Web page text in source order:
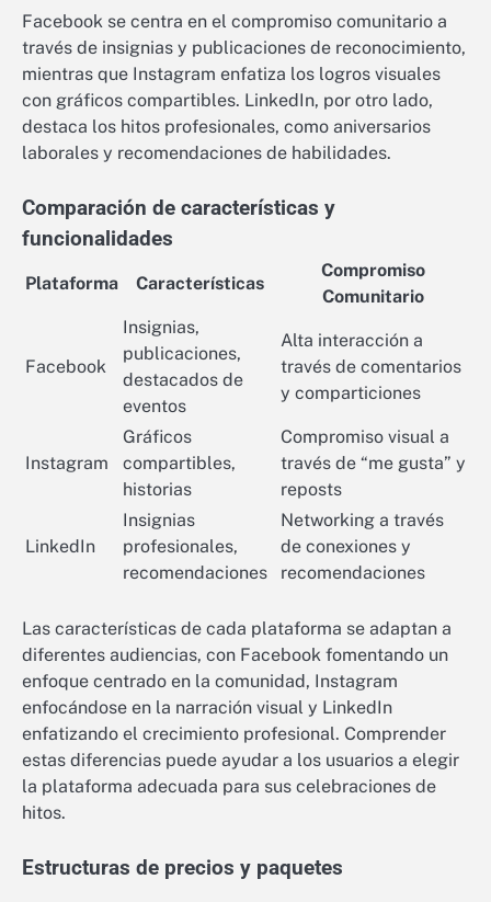
Facebook se centra en el compromiso comunitario a
través de insignias y publicaciones de reconocimiento,
mientras que Instagram enfatiza los logros visuales
con gráficos compartibles. LinkedIn, por otro lado,
destaca los hitos profesionales, como aniversarios
laborales y recomendaciones de habilidades.
Comparación de características y
funcionalidades
Plataforma Características
Compromiso
Comunitario
Facebook
Insignias,
publicaciones,
destacados de
eventos
Alta interacción a
través de comentarios
y comparticiones
Instagram
Gráficos
compartibles,
historias
Compromiso visual a
través de “me gusta” y
reposts
LinkedIn
Insignias
profesionales,
recomendaciones
Networking a través
de conexiones y
recomendaciones
Las características de cada plataforma se adaptan a
diferentes audiencias, con Facebook fomentando un
enfoque centrado en la comunidad, Instagram
enfocándose en la narración visual y LinkedIn
enfatizando el crecimiento profesional. Comprender
estas diferencias puede ayudar a los usuarios a elegir
la plataforma adecuada para sus celebraciones de
hitos.
Estructuras de precios y paquetes